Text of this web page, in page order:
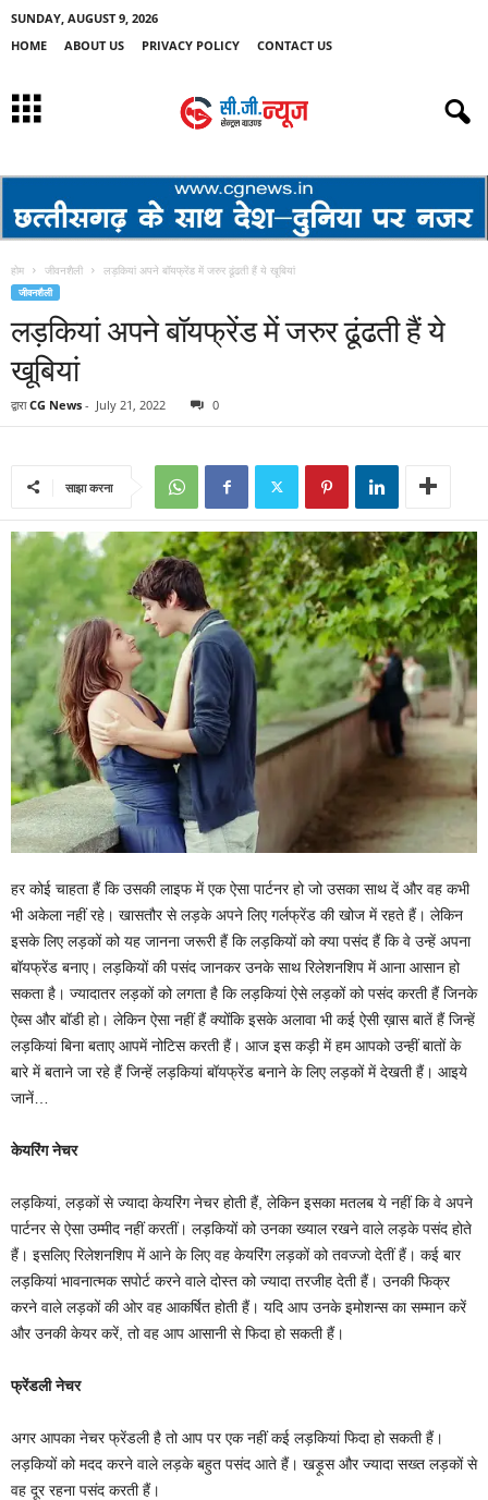
SUNDAY, AUGUST 9, 2026
HOME
ABOUT US PRIVACY POLICY CONTACT US
होम जीवनशैली लड़कियां अपने बॉयफ्रेंड में जरुर ढूंढती हैं ये खूबियां
जीवनशैली
लड़कियां अपने बॉयफ्रेंड में जरुर ढूंढती हैं ये
खूबियां
द्वारा CG News - July 21, 2022 0
साझा करना
हर कोई चाहता हैं कि उसकी लाइफ में एक ऐसा पार्टनर हो जो उसका साथ दें और वह कभी
भी अकेला नहीं रहे। खासतौर से लड़के अपने लिए गर्लफ्रेंड की खोज में रहते हैं। लेकिन
इसके लिए लड़कों को यह जानना जरूरी हैं कि लड़कियों को क्या पसंद हैं कि वे उन्हें अपना
बॉयफ्रेंड बनाए। लड़कियों की पसंद जानकर उनके साथ रिलेशनशिप में आना आसान हो
सकता है। ज्यादातर लड़कों को लगता है कि लड़कियां ऐसे लड़कों को पसंद करती हैं जिनके
ऐब्स और बॉडी हो। लेकिन ऐसा नहीं हैं क्योंकि इसके अलावा भी कई ऐसी ख़ास बातें हैं जिन्हें
लड़कियां बिना बताए आपमें नोटिस करती हैं। आज इस कड़ी में हम आपको उन्हीं बातों के
बारे में बताने जा रहे हैं जिन्हें लड़कियां बॉयफ्रेंड बनाने के लिए लड़कों में देखती हैं। आइये
जानें…
केयरिंग नेचर
लड़कियां, लड़कों से ज्यादा केयरिंग नेचर होती हैं, लेकिन इसका मतलब ये नहीं कि वे अपने
पार्टनर से ऐसा उम्मीद नहीं करतीं। लड़कियों को उनका ख्याल रखने वाले लड़के पसंद होते
हैं। इसलिए रिलेशनशिप में आने के लिए वह केयरिंग लड़कों को तवज्जो देतीं हैं। कई बार
लड़कियां भावनात्मक सपोर्ट करने वाले दोस्त को ज्यादा तरजीह देती हैं। उनकी फिक्र
करने वाले लड़कों की ओर वह आकर्षित होती हैं। यदि आप उनके इमोशन्स का सम्मान करें
और उनकी केयर करें, तो वह आप आसानी से फिदा हो सकती हैं।
फ्रेंडली नेचर
अगर आपका नेचर फ्रेंडली है तो आप पर एक नहीं कई लड़कियां फिदा हो सकती हैं।
लड़कियों को मदद करने वाले लड़के बहुत पसंद आते हैं। खड़ूस और ज्यादा सख्त लड़कों से
वह दूर रहना पसंद करती हैं।